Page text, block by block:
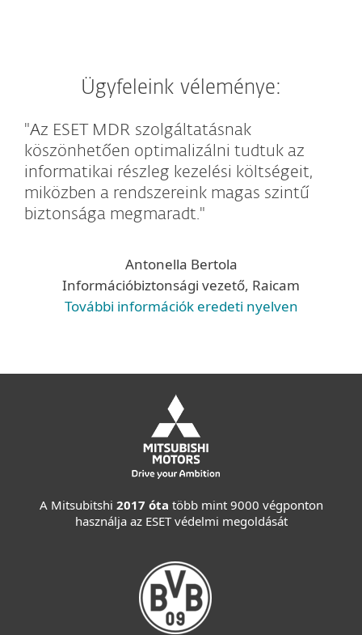
Ügyfeleink véleménye:
"Az ESET MDR szolgáltatásnak
köszönhetően optimalizálni tudtuk az
informatikai részleg kezelési költségeit,
miközben a rendszereink magas szintű
biztonsága megmaradt."
Antonella Bertola
Információbiztonsági vezető, Raicam
További információk eredeti nyelven
A Mitsubitshi 2017 óta több mint 9000 végponton
használja az ESET védelmi megoldását